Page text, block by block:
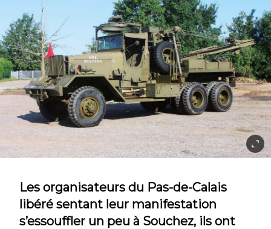
Les organisateurs du Pas-de-Calais
libéré sentant leur manifestation
s’essouffler un peu à Souchez, ils ont